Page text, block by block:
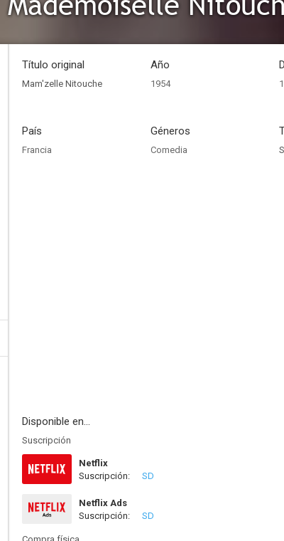
Título original
Mam'zelle Nitouche
Año
1954
País
Francia
Géneros
Comedia
Disponible en...
Suscripción
Netflix
Suscripción:
SD
Netflix Ads
Suscripción:
SD